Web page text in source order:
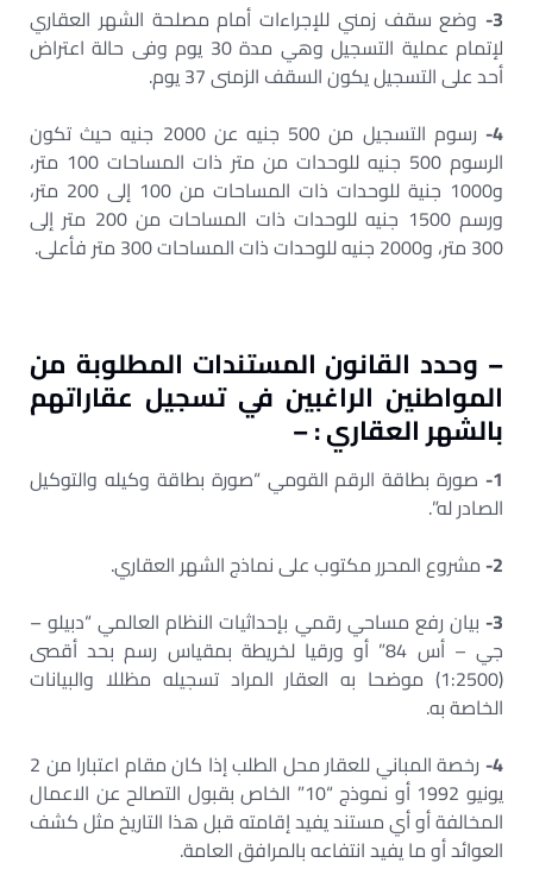
3- وضع سقف زمني للإجراءات أمام مصلحة الشهر العقاري
لإتمام عملية التسجيل وهي مدة 30 يوم وفى حالة اعتراض
أحد على التسجيل يكون السقف الزمنى 37 يوم.
4-
رسوم التسجيل من 500 جنيه عن 2000 جنيه حيث تكون
الرسوم 500 جنيه للوحدات من متر ذات المساحات 100 متر،
و1000 جنية للوحدات ذات المساحات من 100 إلى 200 متر،
ورسم 1500 جنيه للوحدات ذات المساحات من 200 متر إلى
300 متر، و2000 جنيه للوحدات ذات المساحات 300 متر فأعلى.
– وحدد القانون المستندات المطلوبة من
المواطنين الراغبين في تسجيل عقاراتهم
بالشهر العقاري : –
1- صورة بطاقة الرقم القومي “صورة بطاقة وكيله والتوكيل
الصادر له”.
2- مشروع المحرر مكتوب على نماذج الشهر العقاري.
3- بيان رفع مساحي رقمي بإحداثيات النظام العالمي “دبيلو –
جي – أس 84” أو ورقيا لخريطة بمقياس رسم بحد أقصى
(1:2500) موضحا به العقار المراد تسجيله مظللا والبيانات
الخاصة به.
4-
رخصة المباني للعقار محل الطلب إذا كان مقام اعتبارا من 2
يونيو 1992 أو نموذج “10” الخاص بقبول التصالح عن الاعمال
المخالفة أو أي مستند يفيد إقامته قبل هذا التاريخ مثل كشف
العوائد أو ما يفيد انتفاعه بالمرافق العامة.